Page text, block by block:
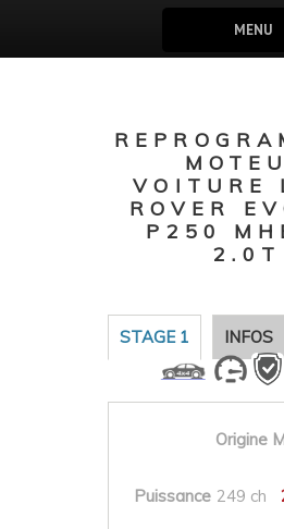
MENU
VOITURE
ROVER
P250
2.0T
STAGE 1 INFOS
Origine
Puissance 249 ch